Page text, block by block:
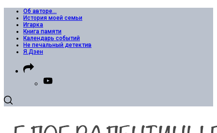
Об авторе…
История моей семьи
Игарка
Книга памяти
Календарь событий
Не печальный детектив
Я.Дзен